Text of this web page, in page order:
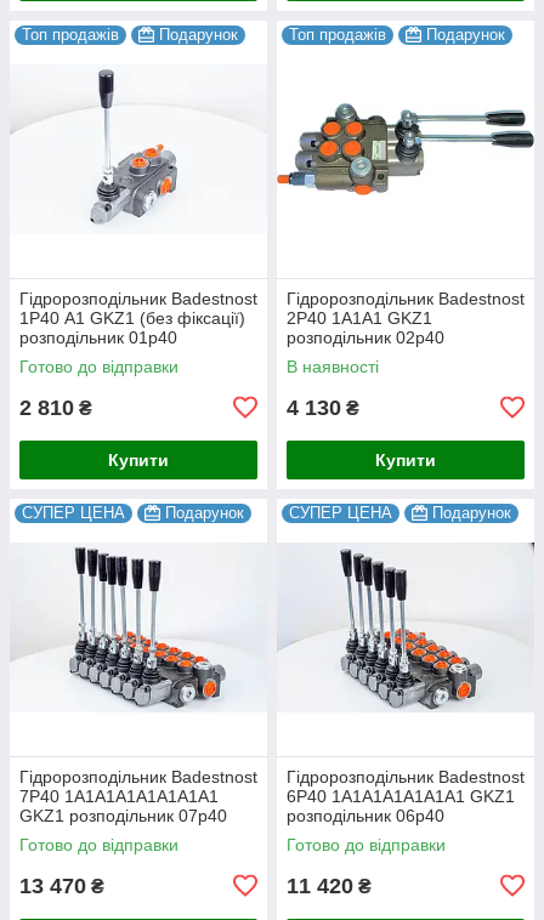
Топ продажів Подарунок
Гідророзподільник Badestnost
1Р40 A1 GKZ1 (без фіксації)
розподільник 01p40
Готово до відправки
2 810 ₴
Купити
Топ продажів Подарунок
Гідророзподільник Badestnost
2Р40 1A1A1 GKZ1
розподільник 02p40
В наявності
4 130 ₴
Купити
СУПЕР ЦЕНА Подарунок
Гідророзподільник Badestnost
7Р40 1А1А1А1А1А1А1A1
GKZ1 розподільник 07p40
Готово до відправки
13 470 ₴
СУПЕР ЦЕНА Подарунок
Гідророзподільник Badestnost
6Р40 1А1А1А1А1А1А1 GKZ1
розподільник 06p40
Готово до відправки
11 420 ₴